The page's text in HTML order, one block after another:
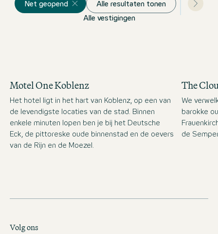
Net geopend Alle resultaten tonen
Alle vestigingen
Motel One Koblenz
Het hotel ligt in het hart van Koblenz, op een van
de levendigste locaties van de stad. Binnen
enkele minuten lopen ben je bij het Deutsche
Eck, de pittoreske oude binnenstad en de oevers
van de Rijn en de Moezel.
The
We
barokke
de
Volg ons